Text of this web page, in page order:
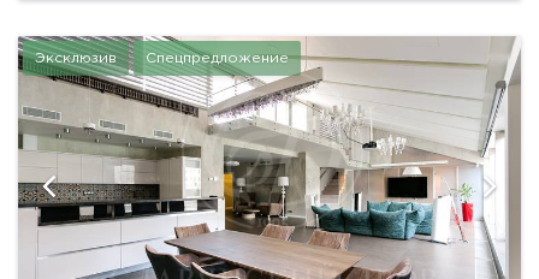
Эксклюзив Спецпредложение